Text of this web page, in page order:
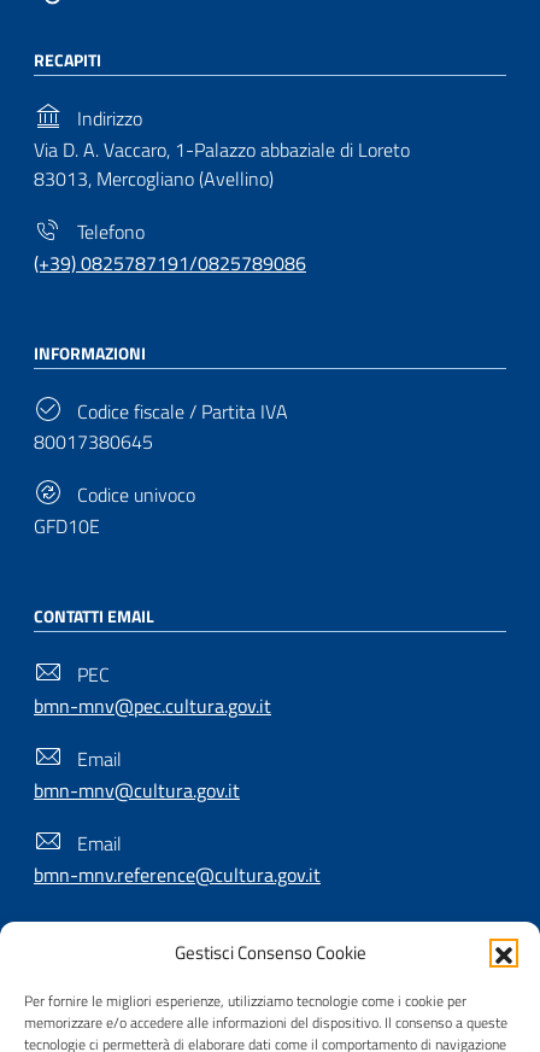
Gestisci Consenso Cookie
Per fornire le migliori esperienze, utilizziamo tecnologie come i cookie per
memorizzare e/o accedere alle informazioni del dispositivo. Il consenso a queste
tecnologie ci permetterà di elaborare dati come il comportamento di navigazione
RECAPITI
Indirizzo
Via D. A. Vaccaro, 1-Palazzo abbaziale di Loreto
83013, Mercogliano (Avellino)
Telefono
(+39) 0825787191/0825789086
INFORMAZIONI
Codice fiscale / Partita IVA
80017380645
Codice univoco
GFD10E
CONTATTI EMAIL
PEC
bmn-mnv@pec.cultura.gov.it
Email
bmn-mnv@cultura.gov.it
Email
bmn-mnv.reference@cultura.gov.it